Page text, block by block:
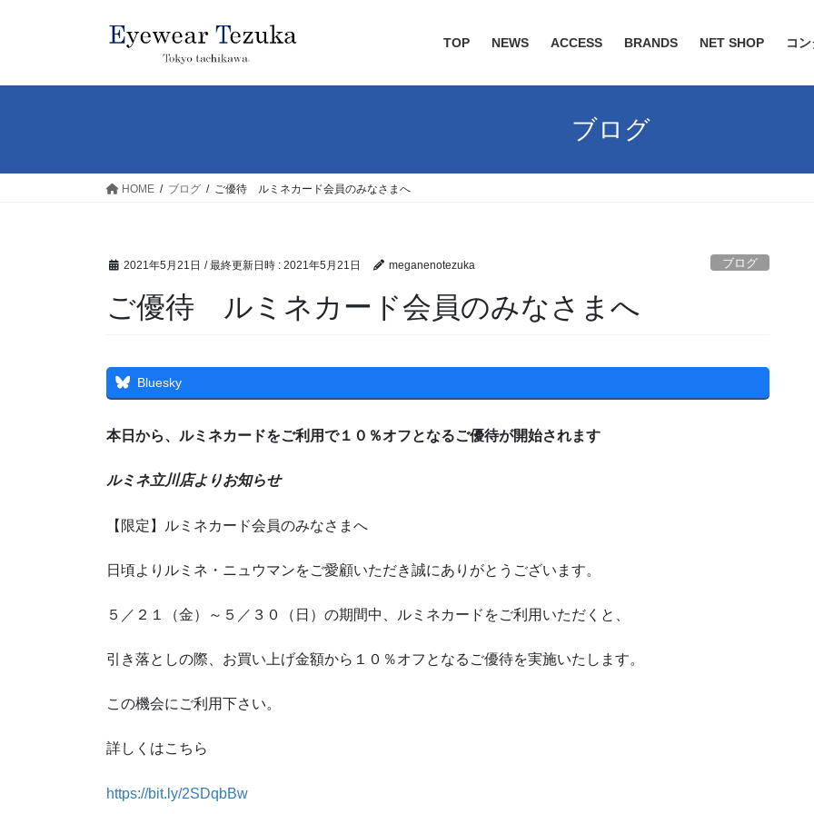
TOP NEWS ACCESS BRANDS NET SHOP コ
ブログ
HOME ブログ ご優待 ルミネカード会員のみなさまへ
2021年5月21日 / 最終更新日時 : 2021年5月21日 meganenotezuka ブログ
ご優待 ルミネカード会員のみなさまへ
Bluesky
本日から、ルミネカードをご利用で１０％オフとなるご優待が開始されます
ルミネ立川店よりお知らせ
【限定】ルミネカード会員のみなさまへ
日頃よりルミネ・ニュウマンをご愛顧いただき誠にありがとうございます。
５／２１（金）～５／３０（日）の期間中、ルミネカードをご利用いただくと、
引き落としの際、お買い上げ金額から１０％オフとなるご優待を実施いたします。
この機会にご利用下さい。
詳しくはこちら
https://bit.ly/2SDqbBw